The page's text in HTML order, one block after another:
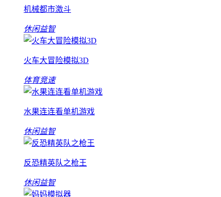
机械都市激斗
休闲益智
火车大冒险模拟3D
体育竞速
水果连连看单机游戏
休闲益智
反恐精英队之枪王
休闲益智